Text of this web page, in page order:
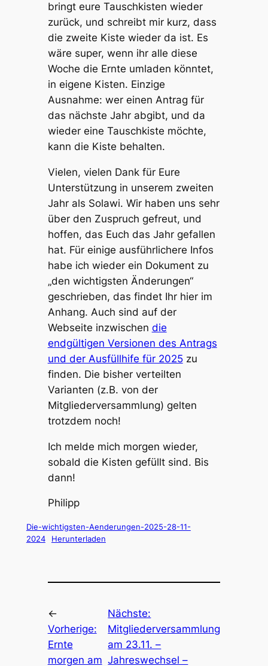
bringt eure Tauschkisten wieder
zurück, und schreibt mir kurz, dass
die zweite Kiste wieder da ist. Es
wäre super, wenn ihr alle diese
Woche die Ernte umladen könntet,
in eigene Kisten. Einzige
Ausnahme: wer einen Antrag für
das nächste Jahr abgibt, und da
wieder eine Tauschkiste möchte,
kann die Kiste behalten.
Vielen, vielen Dank für Eure
Unterstützung in unserem zweiten
Jahr als Solawi. Wir haben uns sehr
über den Zuspruch gefreut, und
hoffen, das Euch das Jahr gefallen
hat. Für einige ausführlichere Infos
habe ich wieder ein Dokument zu
„den wichtigsten Änderungen“
geschrieben, das findet Ihr hier im
Anhang. Auch sind auf der
Webseite inzwischen die
endgültigen Versionen des Antrags
und der Ausfüllhife für 2025zu
finden. Die bisher verteilten
Varianten (z.B. von der
Mitgliederversammlung) gelten
trotzdem noch!
Ich melde mich morgen wieder,
sobald die Kisten gefüllt sind. Bis
dann!
Philipp
Die-wichtigsten-Aenderungen-2025-28-11-
2024
Herunterladen
←
Vorherige:
Ernte
morgen am
Nächste:
Mitgliederversammlung
am 23.11. –
Jahreswechsel –